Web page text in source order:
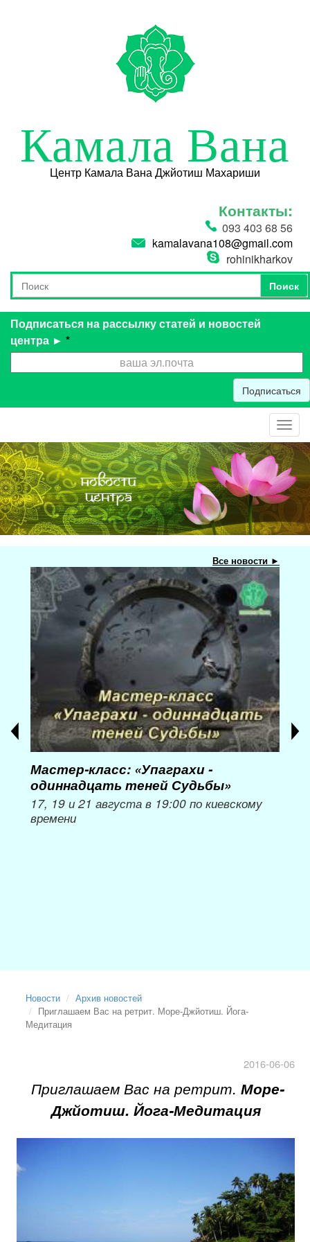
Камала Вана
Центр Камала Вана Джйотиш Махариши
Контакты:
093 403 68 56
kamalavana108@gmail.com
rohinikharkov
Форма поиска
Поиск
Поиск
Подписаться на рассылку статей и новостей
центра ► *
Подписаться
Все новости ►
Мастер-класс: «Упаграхи -
одиннадцать теней Судьбы»
17, 19 и 21 августа в 19:00 по киевскому
времени
Новости
Архив новостей
Приглашаем Вас на ретрит. Море-Джйотиш. Йога-
Медитация
2016-06-06
Приглашаем Вас на ретрит. Море-
Джйотиш. Йога-Медитация